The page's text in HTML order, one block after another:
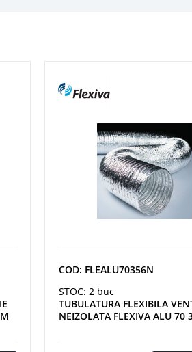
COD: FLEALU70356N
STOC: 2 buc
TUBULATURA FLEXIBILA
NEIZOLATA FLEXIVA ALU 70